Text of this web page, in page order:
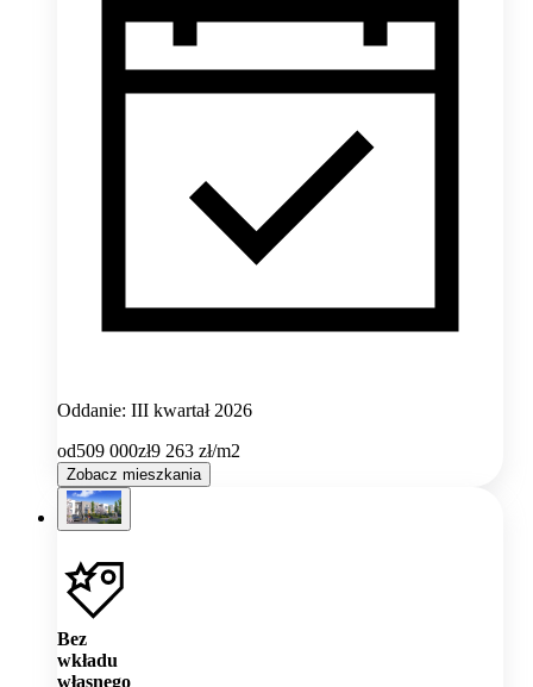
Oddanie: III kwartał 2026
od509 000zł9 263 zł/m2
Zobacz mieszkania
Bez
wkładu
własnego